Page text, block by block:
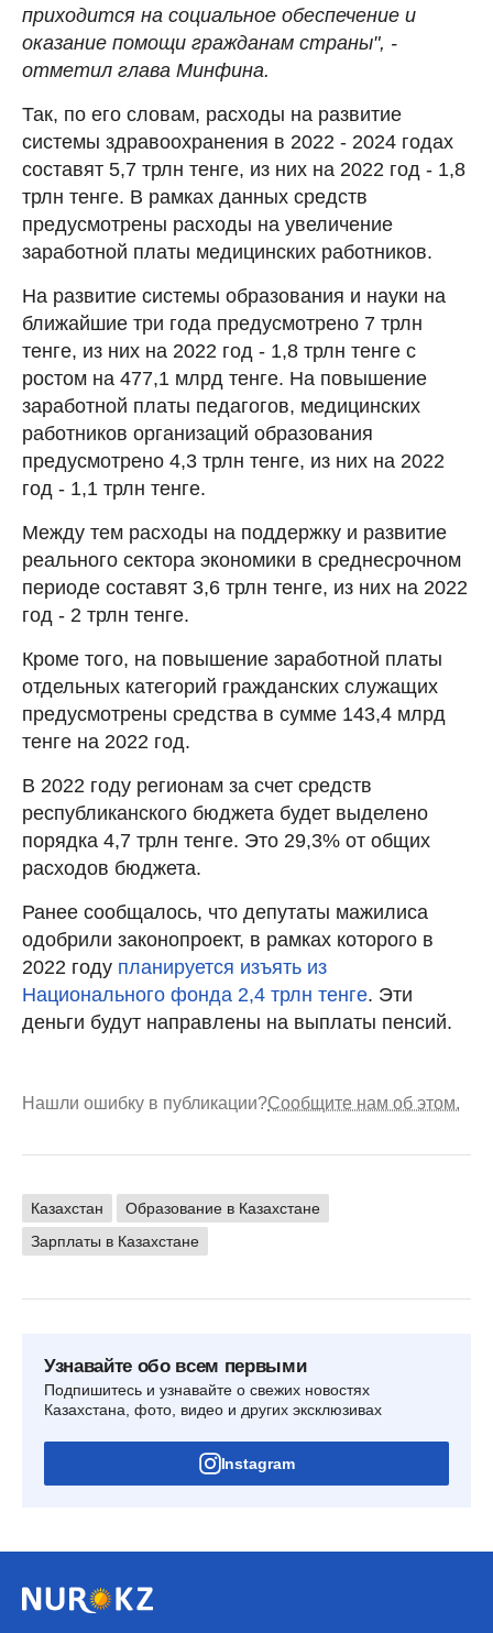
приходится на социальное обеспечение и
оказание помощи гражданам страны", -
отметил глава Минфина.
Так, по его словам, расходы на развитие
системы здравоохранения в 2022 - 2024 годах
составят 5,7 трлн тенге, из них на 2022 год - 1,8
трлн тенге. В рамках данных средств
предусмотрены расходы на увеличение
заработной платы медицинских работников.
На развитие системы образования и науки на
ближайшие три года предусмотрено 7 трлн
тенге, из них на 2022 год - 1,8 трлн тенге с
ростом на 477,1 млрд тенге. На повышение
заработной платы педагогов, медицинских
работников организаций образования
предусмотрено 4,3 трлн тенге, из них на 2022
год - 1,1 трлн тенге.
Между тем расходы на поддержку и развитие
реального сектора экономики в среднесрочном
периоде составят 3,6 трлн тенге, из них на 2022
год - 2 трлн тенге.
Кроме того, на повышение заработной платы
отдельных категорий гражданских служащих
предусмотрены средства в сумме 143,4 млрд
тенге на 2022 год.
В 2022 году регионам за счет средств
республиканского бюджета будет выделено
порядка 4,7 трлн тенге. Это 29,3% от общих
расходов бюджета.
Ранее сообщалось, что депутаты мажилиса
одобрили законопроект, в рамках которого в
2022 году планируется изъять из
Национального фонда 2,4 трлн тенге. Эти
деньги будут направлены на выплаты пенсий.
Нашли ошибку в публикации?Сообщите нам об этом.
Казахстан
Образование в Казахстане
Зарплаты в Казахстане
Узнавайте обо всем первыми
Подпишитесь и узнавайте о свежих новостях
Казахстана, фото, видео и других эксклюзивах
Instagram